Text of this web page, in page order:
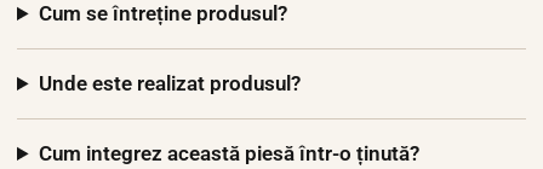
Cum se întreține produsul?
Unde este realizat produsul?
Cum integrez această piesă într-o ținută?